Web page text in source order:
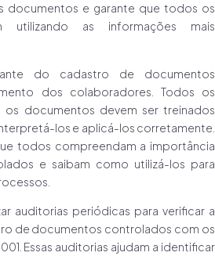
documentos e garante que todos os
utilizando as informações mais
do cadastro de documentos
dos colaboradores. Todos os
os documentos devem ser treinados
los e aplicá-los corretamente.
todos compreendam a importância
e saibam como utilizá-los para
auditorias periódicas para verificar a
de documentos controlados com os
Essas auditorias ajudam a identificar